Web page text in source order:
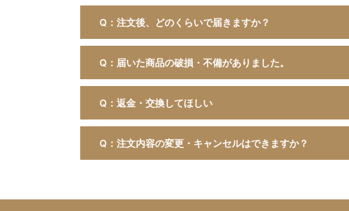
Q：注文後、どのくらいで届きますか？
Q：届いた商品の破損・不備がありました。
Q：返金・交換してほしい
Q：注文内容の変更・キャンセルはできますか？